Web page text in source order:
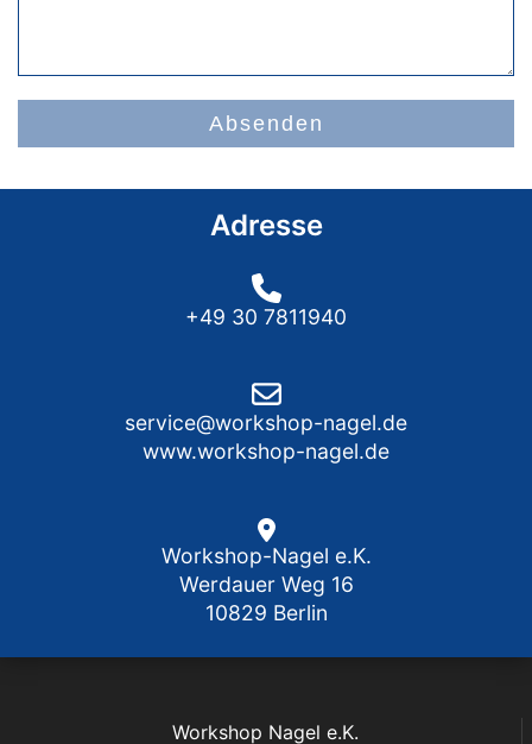
Absenden
Adresse
+49 30 7811940
service@workshop-nagel.de
www.workshop-nagel.de
Workshop-Nagel e.K.
Werdauer Weg 16
10829 Berlin
Workshop Nagel e.K.